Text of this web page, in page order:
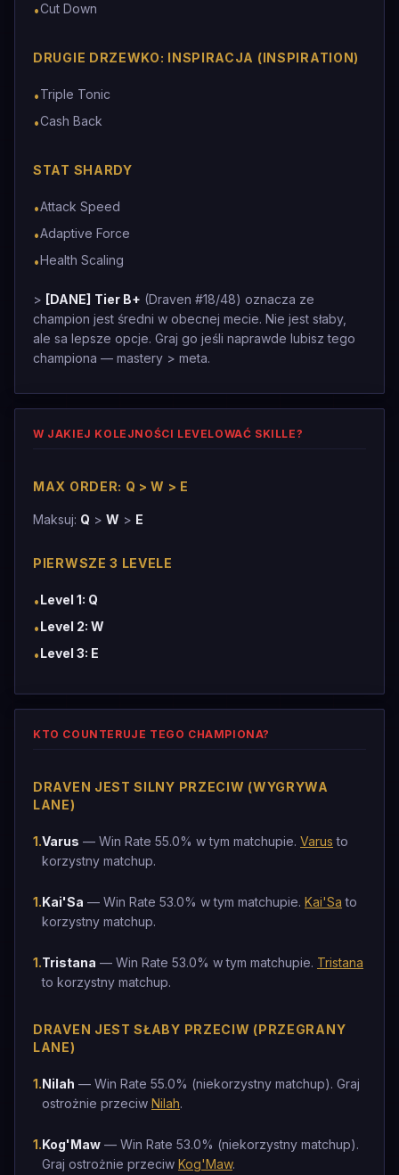
•Cut Down
DRUGIE DRZEWKO: INSPIRACJA (INSPIRATION)
•Triple Tonic
•Cash Back
STAT SHARDY
•Attack Speed
•Adaptive Force
•Health Scaling
> [DANE] Tier B+ (Draven #18/48) oznacza ze
champion jest średni w obecnej mecie. Nie jest słaby,
ale sa lepsze opcje. Graj go jeśli naprawde lubisz tego
championa — mastery > meta.
W JAKIEJ KOLEJNOŚCI LEVELOWAĆ SKILLE?
MAX ORDER: Q > W > E
Maksuj: Q > W > E
PIERWSZE 3 LEVELE
•Level 1: Q
•Level 2: W
•Level 3: E
KTO COUNTERUJE TEGO CHAMPIONA?
DRAVEN JEST SILNY PRZECIW (WYGRYWA
LANE)
1.Varus — Win Rate 55.0% w tym matchupie. Varus to
korzystny matchup.
1.Kai'Sa — Win Rate 53.0% w tym matchupie. Kai'Sa to
korzystny matchup.
1.Tristana — Win Rate 53.0% w tym matchupie. Tristana
to korzystny matchup.
DRAVEN JEST SŁABY PRZECIW (PRZEGRANY
LANE)
1.Nilah — Win Rate 55.0% (niekorzystny matchup). Graj
ostrożnie przeciw Nilah.
1.Kog'Maw — Win Rate 53.0% (niekorzystny matchup).
Graj ostrożnie przeciw Kog'Maw.